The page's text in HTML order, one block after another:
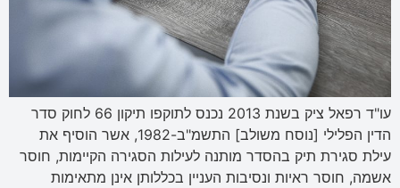
עו"ד רפאל ציק בשנת 2013 נכנס לתוקפו תיקון 66 לחוק סדר
הדין הפלילי [נוסח משולב] התשמ"ב-1982, אשר הוסיף את
עילת סגירת תיק בהסדר מותנה לעילות הסגירה הקיימות, חוסר
אשמה, חוסר ראיות ונסיבות העניין בכללותן אינן מתאימות